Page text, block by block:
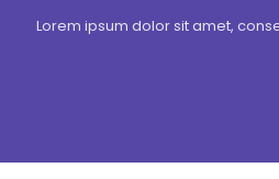
Lorem ipsum dolor sit amet,